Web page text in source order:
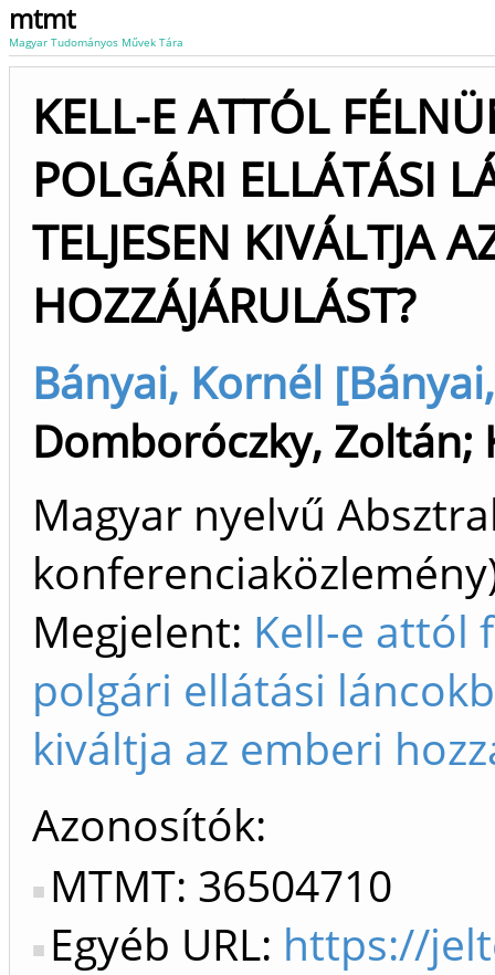
mtmt
Magyar Tudományos Művek Tára
KELL-E ATTÓL
POLGÁRI ELLÁTÁSI
TELJESEN KIVÁLTJA
HOZZÁJÁRULÁST?
Bányai, Kornél
Domboróczky, Zoltán;
Magyar nyelvű
Megjelent: Kell-e attól
polgári ellátási
kiváltja az emberi
Azonosítók
MTMT: 36504710
Egyéb URL: https://